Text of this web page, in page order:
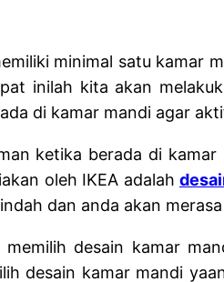
minimal satu kamar
inilah kita akan
di kamar mandi agar
ketika berada di
oleh IKEA adalah
dan anda akan
desain kamar
desain kamar mandi